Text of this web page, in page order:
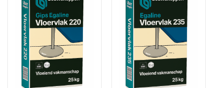
Deze
optie
kan
gekozen
worden
op
de